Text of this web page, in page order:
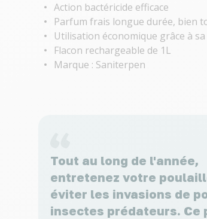
Action bactéricide efficace
Parfum frais longue durée, bien
Utilisation économique grâce à
Flacon rechargeable de 1L
Marque : Saniterpen
Tout au long de l'année,
entretenez votre
éviter les invasions de
insectes prédateurs. Ce